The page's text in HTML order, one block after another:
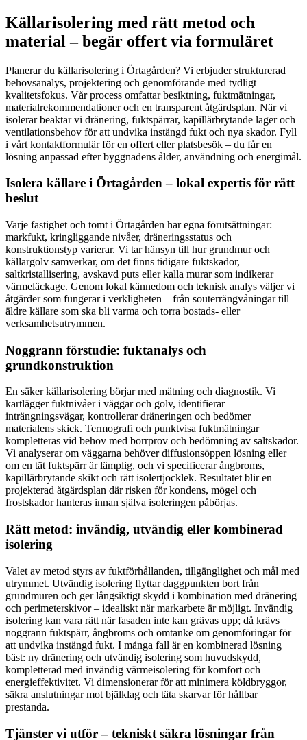
Källarisolering med rätt metod och
material – begär offert via formuläret
Planerar du källarisolering i Örtagården? Vi erbjuder strukturerad
behovsanalys, projektering och genomförande med tydligt
kvalitetsfokus. Vår process omfattar besiktning, fuktmätningar,
materialrekommendationer och en transparent åtgärdsplan. När vi
isolerar beaktar vi dränering, fuktspärrar, kapillärbrytande lager och
ventilationsbehov för att undvika instängd fukt och nya skador. Fyll
i vårt kontaktformulär för en offert eller platsbesök – du får en
lösning anpassad efter byggnadens ålder, användning och energimål.
Isolera källare i Örtagården – lokal expertis för rätt
beslut
Varje fastighet och tomt i Örtagården har egna förutsättningar:
markfukt, kringliggande nivåer, dräneringsstatus och
konstruktionstyp varierar. Vi tar hänsyn till hur grundmur och
källargolv samverkar, om det finns tidigare fuktskador,
saltkristallisering, avskavd puts eller kalla murar som indikerar
värmeläckage. Genom lokal kännedom och teknisk analys väljer vi
åtgärder som fungerar i verkligheten – från souterrängvåningar till
äldre källare som ska bli varma och torra bostads- eller
verksamhetsutrymmen.
Noggrann förstudie: fuktanalys och
grundkonstruktion
En säker källarisolering börjar med mätning och diagnostik. Vi
kartlägger fuktnivåer i väggar och golv, identifierar
inträngningsvägar, kontrollerar dräneringen och bedömer
materialens skick. Termografi och punktvisa fuktmätningar
kompletteras vid behov med borrprov och bedömning av saltskador.
Vi analyserar om väggarna behöver diffusionsöppen lösning eller
om en tät fuktspärr är lämplig, och vi specificerar ångbroms,
kapillärbrytande skikt och rätt isolertjocklek. Resultatet blir en
projekterad åtgärdsplan där risken för kondens, mögel och
frostskador hanteras innan själva isoleringen påbörjas.
Rätt metod: invändig, utvändig eller kombinerad
isolering
Valet av metod styrs av fuktförhållanden, tillgänglighet och mål med
utrymmet. Utvändig isolering flyttar daggpunkten bort från
grundmuren och ger långsiktigt skydd i kombination med dränering
och perimeterskivor – idealiskt när markarbete är möjligt. Invändig
isolering kan vara rätt när fasaden inte kan grävas upp; då krävs
noggrann fuktspärr, ångbroms och omtanke om genomföringar för
att undvika instängd fukt. I många fall är en kombinerad lösning
bäst: ny dränering och utvändig isolering som huvudskydd,
kompletterad med invändig värmeisolering för komfort och
energieffektivitet. Vi dimensionerar för att minimera köldbryggor,
säkra anslutningar mot bjälklag och täta skarvar för hållbar
prestanda.
Tjänster vi utför – tekniskt säkra lösningar från